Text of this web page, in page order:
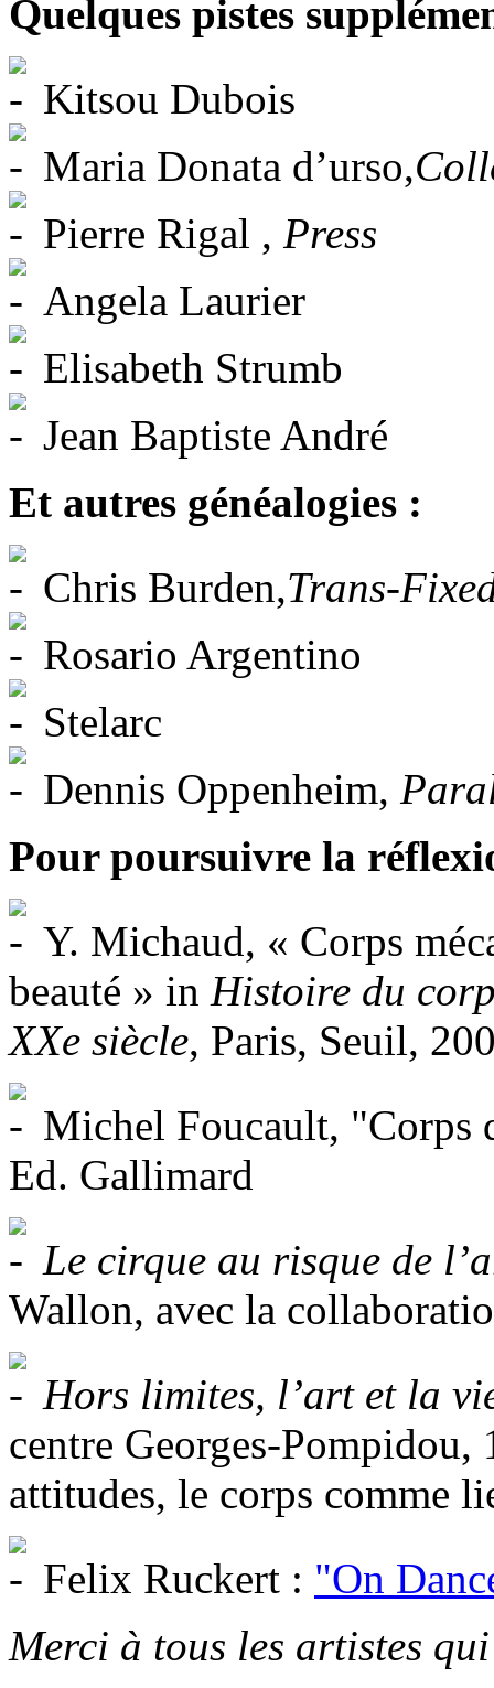
Quelques pistes
Kitsou Dubois
Maria Donata d’urso,
Pierre Rigal , Press
Angela Laurier
Elisabeth Strumb
Jean Baptiste André
Et autres généalogies :
Chris Burden,Trans-
Rosario Argentino
Stelarc
Dennis Oppenheim,
Pour poursuivre la
Y. Michaud, « Corps
beauté » in Histoire du
XXe siècle, Paris, Seuil,
Michel Foucault,
Ed. Gallimard
Le cirque au risque de
Wallon, avec la
Hors limites, l’art et la
centre Georges-
attitudes, le corps comme
Felix Ruckert : "On
Merci à tous les artistes